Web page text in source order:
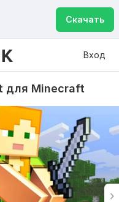
Скачать
Вход
для Minecraft